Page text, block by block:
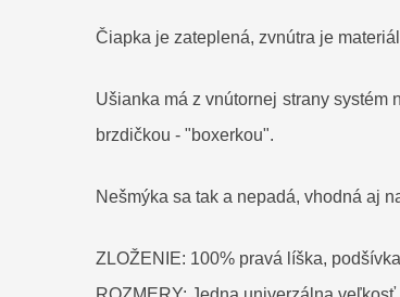
Čiapka je zateplená, zvnútra je
Ušianka má z vnútornej strany
brzdičkou - "boxerkou".
Nešmýka sa tak a nepadá, vhodná aj
ZLOŽENIE: 100% pravá líška,